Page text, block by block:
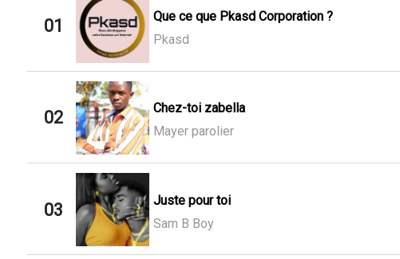
01
Que ce que Pkasd Corporation ?
Pkasd
02
Chez-toi zabella
Mayer parolier
03
Juste pour toi
Sam B Boy